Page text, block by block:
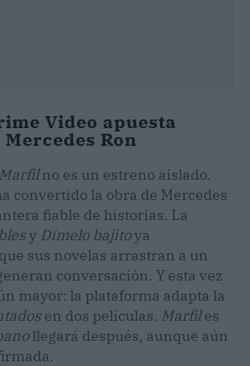
Video apuesta
Ron
no es un estreno aislado.
convertido la obra de Mercedes
fiable de historias. La
y Dímelo bajitoya
sus novelas arrastran a un
conversación. Y esta vez
mayor: la plataforma adapta la
en dos películas. Marfiles
llegará después, aunque aún